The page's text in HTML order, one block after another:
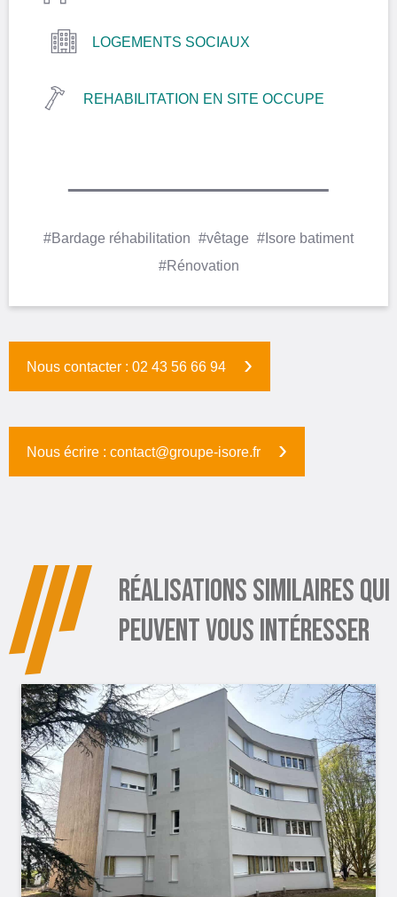
LOGEMENTS SOCIAUX
REHABILITATION EN SITE OCCUPE
#Bardage réhabilitation #vêtage #Isore batiment
#Rénovation
Nous contacter : 02 43 56 66 94
Nous écrire : contact@groupe-isore.fr
RÉALISATIONS SIMILAIRES QUI
PEUVENT VOUS INTÉRESSER